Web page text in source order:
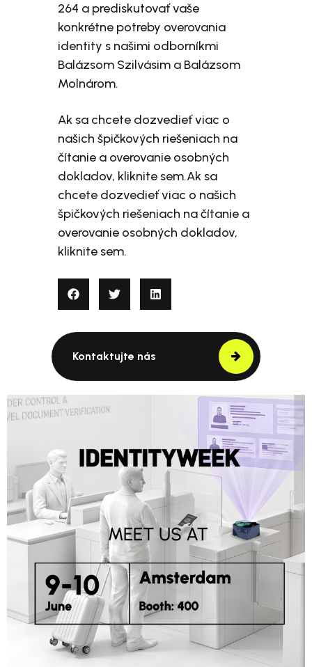
264 a prediskutovať vaše
konkrétne potreby overovania
identity s našimi odborníkmi
Balázsom Szilvásim a Balázsom
Molnárom.
Ak sa chcete dozvedieť viac o
našich špičkových riešeniach na
čítanie a overovanie osobných
dokladov, kliknite sem.Ak sa
chcete dozvedieť viac o našich
špičkových riešeniach na čítanie a
overovanie osobných dokladov,
kliknite sem.
Kontaktujte nás